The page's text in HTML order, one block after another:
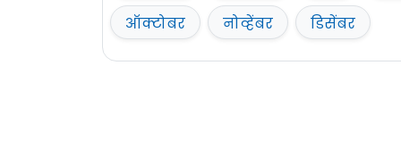
ऑक्टोबर
नोव्हेंबर डिसेंबर